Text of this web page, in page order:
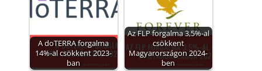
A doTERRA forgalma
14%-al csökkent 2023-
ban
Az FLP forgalma 3,5%-al
csökkent
Magyarországon 2024-
ben